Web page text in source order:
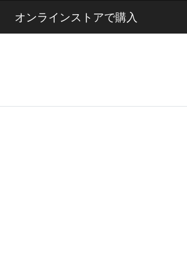
オンラインストアで購入